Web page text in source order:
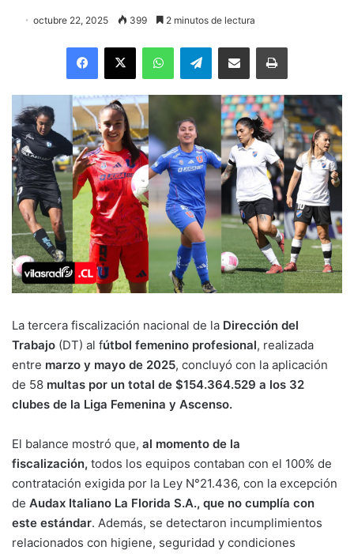
octubre 22, 2025 399 2 minutos de lectura
Facebook
X WhatsAppTelegramEnviar vía email Imprimir
La tercera fiscalización nacional de la Dirección del
Trabajo (DT) al fútbol femenino profesional, realizada
entre marzo y mayo de 2025, concluyó con la aplicación
de 58 multas por un total de $154.364.529 a los 32
clubes de la Liga Femenina y Ascenso.
El balance mostró que, al momento de la
fiscalización, todos los equipos contaban con el 100% de
contratación exigida por la Ley N°21.436, con la excepción
de Audax Italiano La Florida S.A., que no cumplía con
este estándar. Además, se detectaron incumplimientos
relacionados con higiene, seguridad y condiciones